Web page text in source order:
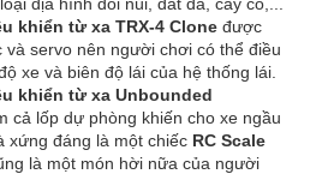
khiển từ xa TRX-4 Clone được
và servo nên người chơi có thể điều
xe và biên độ lái của hệ thống lái.
khiển từ xa Unbounded
cả lốp dự phòng khiến cho xe ngầu
xứng đáng là một chiếc RC Scale
là một món hời nữa của người